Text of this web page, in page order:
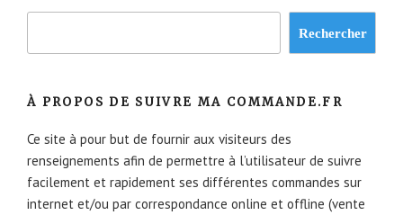
Rechercher
À PROPOS DE SUIVRE MA COMMANDE.FR
Ce site à pour but de fournir aux visiteurs des
renseignements afin de permettre à l’utilisateur de suivre
facilement et rapidement ses différentes commandes sur
internet et/ou par correspondance online et offline (vente